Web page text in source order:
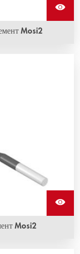
Mosi2
в различных
рабочие
Mosi2